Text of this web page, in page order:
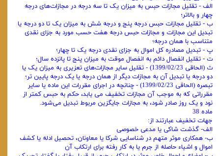
الف - تقلیل مجازات حبس به میزان یک تا سه درجه در مجازات‌های درجه
چهار و بالاتر؛
ب - تقلیل مجازات حبس درجه پنج و درجه شش به میزان یک تا دو درجه یا
تبدیل این مجازات و مجازات حبس درجه هفت حسب مورد به جزای نقدی
متناسب با همان درجه؛
پ - تبدیل مصادره کل اموال به جزای نقدی درجه یک تا چهار؛
ت - تقلیل انفصال دائم به انفصال موقت به میزان پنج تا پانزده سال؛
ث (الحاقی 1399/02/23) - تقلیل سایر مجازات‌های تعزیری به میزان یک یا
دو درجه یا تبدیل آن به مجازات دیگر از همان درجه یا یک درجه پایین تر؛
تبصره (الحاقی 1399/02/23) - چنانچه در اجرای مقررات این ماده یا سایر
مقرراتی که به موجب آن مجازات تخفیف می یابد، حکم به حبس کمتر از
نود و یک روز صادر شود، به مجازات جایگزین مربوط تبدیل می‌شود.
ماده 38
جهات تخفیف عبارتند از:
الف- گذشت شاکی یا مدعی خصوصی
ب- همکاری موثر متهم در شناسایی شرکا یا معاونان، تحصیل ادله یا کشف
اموال و اشیاء حاصله از جرم یا به کار رفته برای ارتکاب آن